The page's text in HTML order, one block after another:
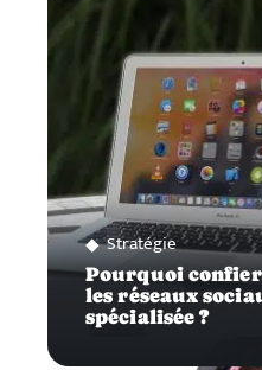
Stratégie
Pourquoi
les réseaux
spécialisée ?